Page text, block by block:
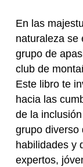
En las
naturaleza se
grupo de
club de
Este libro te
hacia las
de la
grupo diverso
habilidades y
expertos,